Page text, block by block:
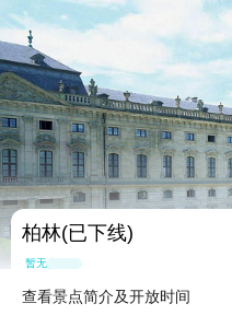
柏林(已下线)
暂无点评
查看景点简介及开放时间
